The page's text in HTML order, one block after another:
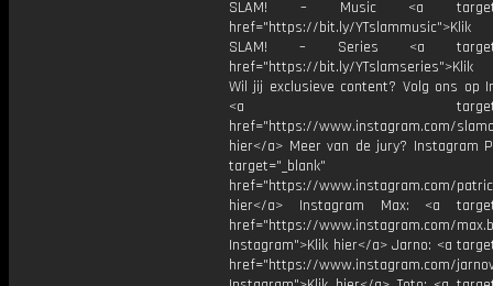
SLAM! – Music <a
href="https://bit.ly/
SLAM! – Series <a
href="https://bit.ly/
Wil jij exclusieve content? Volg ons op
<a
href="https://www.instagram.com/
hier</a> Meer van de jury? Instagram
target="_blank"
href="https://www.instagram.com/
hier</a> Instagram Max: <a
href="https://www.instagram.com/
Instagram">Klik hier</a> Jarno: <a
href="https://www.instagram.com/